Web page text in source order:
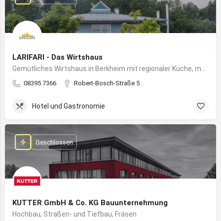
LARIFARI - Das Wirtshaus
08395 7366 Robert-Bosch-Straße 5
Hotel und Gastronomie
KUTTER GmbH & Co. KG Bauunternehmung
Hochbau, Straßen- und Tiefbau, Fräsen
Geschlossen